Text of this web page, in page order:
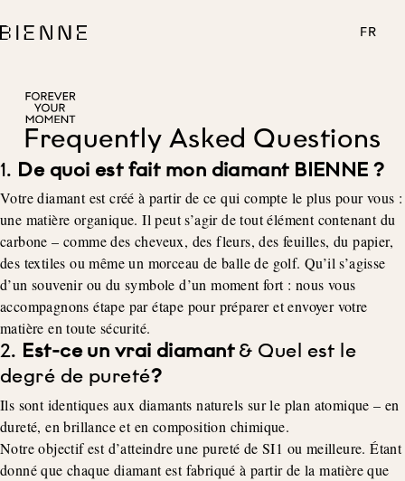
FR
Frequently Asked Questions
1. De quoi est fait mon diamant BIENNE ?
Votre diamant est créé à partir de ce qui compte le plus pour vous :
une matière organique. Il peut s’agir de tout élément contenant du
carbone – comme des cheveux, des fleurs, des feuilles, du papier,
des textiles ou même un morceau de balle de golf. Qu’il s’agisse
d’un souvenir ou du symbole d’un moment fort : nous vous
accompagnons étape par étape pour préparer et envoyer votre
matière en toute sécurité.
2. Est-ce un vrai diamant & Quel est le
degré de pureté?
Ils sont identiques aux diamants naturels sur le plan atomique – en
dureté, en brillance et en composition chimique.
Notre objectif est d’atteindre une pureté de SI1 ou meilleure. Étant
donné que chaque diamant est fabriqué à partir de la matière que